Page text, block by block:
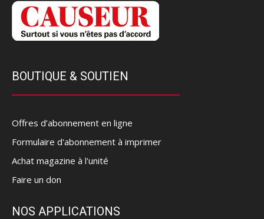
BOUTIQUE & SOUTIEN
Offres d’abonnement en ligne
Formulaire d'abonnement à imprimer
Achat magazine à l'unité
Faire un don
NOS APPLICATIONS